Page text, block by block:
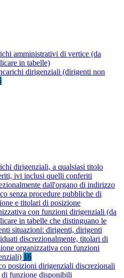
amministrativi di vertice (da
in tabelle)
dirigenziali (dirigenti non
dirigenziali, a qualsiasi titolo
ivi inclusi quelli conferiti
dall'organo di indirizzo
senza procedure pubbliche di
e titolari di posizione
con funzioni dirigenziali (da
in tabelle che distinguano le
situazioni: dirigenti, dirigenti
discrezionalmente, titolari di
organizzativa con funzioni
16
posizioni dirigenziali discrezionali
di funzione disponibili